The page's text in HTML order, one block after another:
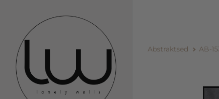
Abstraktsed AB-